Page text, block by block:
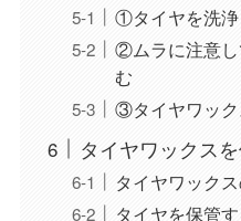
①タイヤを洗浄
②ムラに注意し
む
③タイヤワック
タイヤワックス
タイヤワック
タイヤを保管